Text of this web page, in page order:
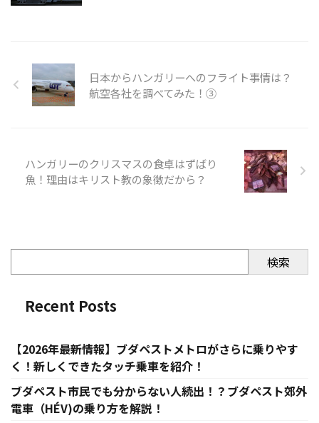
日本からハンガリーへのフライト事情は？
航空各社を調べてみた！③
ハンガリーのクリスマスの食卓はずばり
魚！理由はキリスト教の象徴だから？
検索
Recent Posts
【2026年最新情報】ブダペストメトロがさらに乗りやす
く！新しくできたタッチ乗車を紹介！
ブダペスト市民でも分からない人続出！？ブダペスト郊外
電車（HÉV)の乗り方を解説！